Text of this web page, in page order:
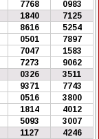
7768
0983
1840
7125
8616
5254
0501
7897
7047
1583
7273
9062
0326
3511
9371
7743
0516
3800
1814
4012
5093
3007
1127
4246